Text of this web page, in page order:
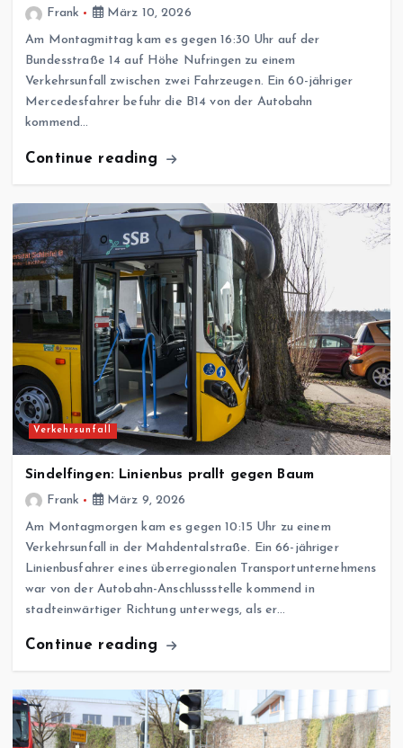
Frank
März 10, 2026
Am Montagmittag kam es gegen 16:30 Uhr auf der
Bundesstraße 14 auf Höhe Nufringen zu einem
Verkehrsunfall zwischen zwei Fahrzeugen. Ein 60-jähriger
Mercedesfahrer befuhr die B14 von der Autobahn
kommend…
Continue reading
Verkehrsunfall
Sindelfingen: Linienbus prallt gegen Baum
Frank
März 9, 2026
Am Montagmorgen kam es gegen 10:15 Uhr zu einem
Verkehrsunfall in der Mahdentalstraße. Ein 66-jähriger
Linienbusfahrer eines überregionalen Transportunternehmens
war von der Autobahn-Anschlussstelle kommend in
stadteinwärtiger Richtung unterwegs, als er…
Continue reading